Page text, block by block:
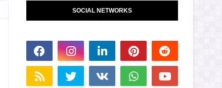
SOCIAL NETWORKS